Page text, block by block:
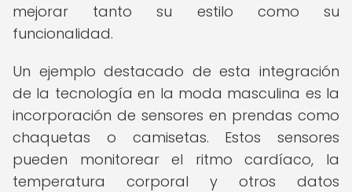
mejorar tanto su estilo como su
funcionalidad.
Un ejemplo destacado de esta integración
de la tecnología en la moda masculina es la
incorporación de sensores en prendas como
chaquetas o camisetas. Estos sensores
pueden monitorear el ritmo cardíaco, la
temperatura corporal y otros datos